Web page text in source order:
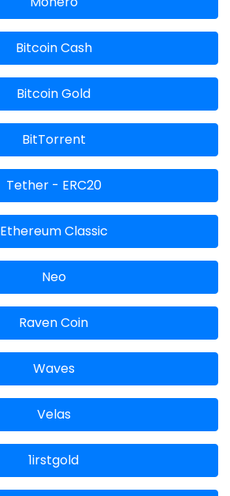
Bitcoin Cash
Bitcoin Gold
BitTorrent
Tether - ERC20
Ethereum Classic
Neo
Raven Coin
Waves
Velas
1irstgold